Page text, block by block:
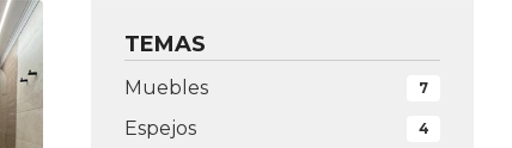
TEMAS
Muebles 7
Espejos 4